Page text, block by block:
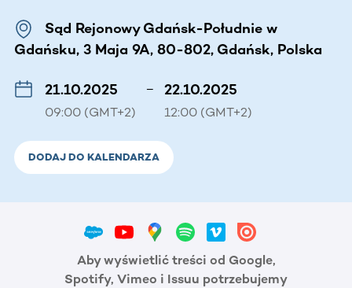
Sąd Rejonowy Gdańsk-Południe w
Gdańsku, 3 Maja 9A, 80-802, Gdańsk, Polska
21.10.2025
09:00 (GMT+2)
– 22.10.2025
12:00 (GMT+2)
DODAJ DO KALENDARZA
Aby wyświetlić treści od Google,
Spotify, Vimeo i Issuu potrzebujemy